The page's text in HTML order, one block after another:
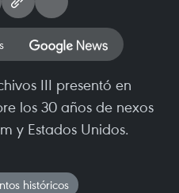
III presentó en
los 30 años de nexos
y Estados Unidos.
históricos